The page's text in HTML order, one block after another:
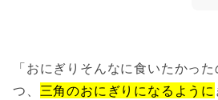
「おにぎりそんなに食いたかっ
つ、 三角のおにぎりになるように